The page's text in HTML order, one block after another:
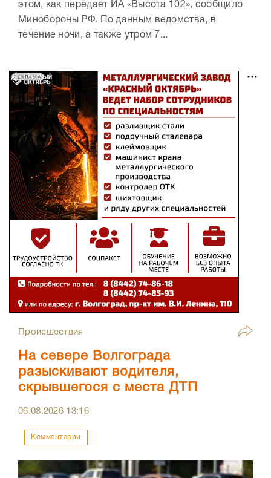
этом, как передает ИА «Высота 102», сообщило
Минобороны РФ. По данным ведомства, в
течение ночи, а также утром 7...
РЕКЛАМА
Происшествия
На севере Волгограда
разыскивают водителя,
скрывшегося с места ДТП
06.08.2026 13:16
Комментарии